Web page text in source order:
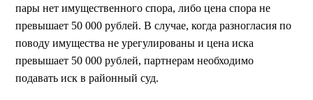
пары нет имущественного спора, либо цена спора не
превышает 50 000 рублей. В случае, когда разногласия по
поводу имущества не урегулированы и цена иска
превышает 50 000 рублей, партнерам необходимо
подавать иск в районный суд.